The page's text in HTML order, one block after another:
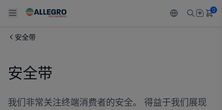
Back To Main Menu
产品
感应
Back To Main Menu
应用
汽车
Back To Main Menu
技术支持
设计和开发
Back To Main Menu
技术资源
Resource Center
Back To Main Menu
关于 ALLEGRO
我们的公司
0
安全带
安全带
我们非常关注终端消费者的安全。 得益于我们展现